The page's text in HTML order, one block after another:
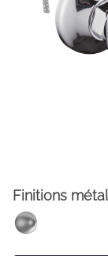
Finitions